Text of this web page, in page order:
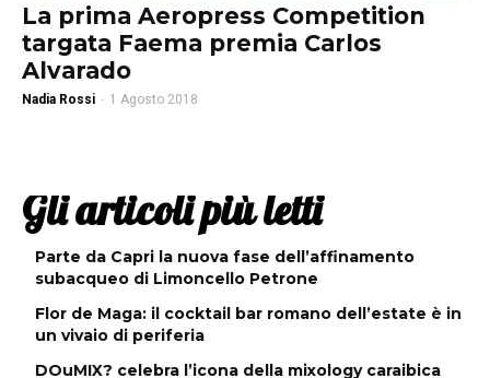
La prima Aeropress Competition
targata Faema premia Carlos
Alvarado
Nadia Rossi - 1 Agosto 2018
Gli articoli più letti
Parte da Capri la nuova fase dell’affinamento
subacqueo di Limoncello Petrone
Flor de Maga: il cocktail bar romano dell’estate è in
un vivaio di periferia
DOuMIX? celebra l’icona della mixology caraibica